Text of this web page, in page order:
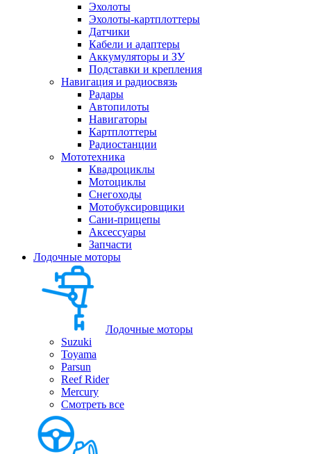
Эхолоты
Эхолоты-картплоттеры
Датчики
Кабели и адаптеры
Аккумуляторы и ЗУ
Подставки и крепления
Навигация и радиосвязь
Радары
Автопилоты
Навигаторы
Картплоттеры
Радиостанции
Мототехника
Квадроциклы
Мотоциклы
Снегоходы
Мотобуксировщики
Сани-прицепы
Аксессуары
Запчасти
Лодочные моторы
Лодочные моторы
Suzuki
Toyama
Parsun
Reef Rider
Mercury
Смотреть все